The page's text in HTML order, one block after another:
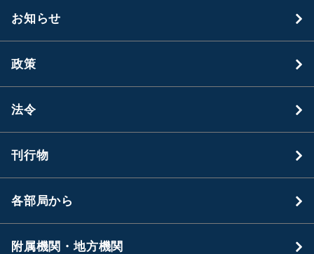
お知らせ
政策
法令
刊行物
各部局から
附属機関・地方機関